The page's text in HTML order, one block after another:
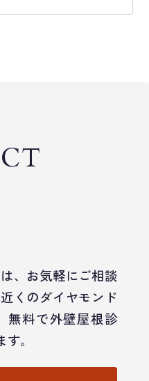
、お気軽にご相談
くのダイヤモンド
無料で外壁屋根診
。